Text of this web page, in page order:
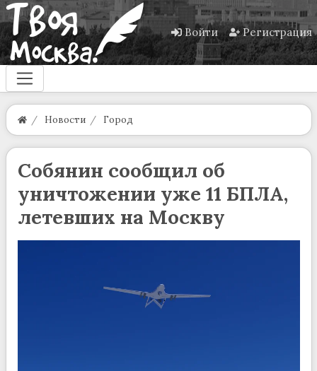
Войти Регистрация
Новости Город
Собянин сообщил об
уничтожении уже 11 БПЛА,
летевших на Москву